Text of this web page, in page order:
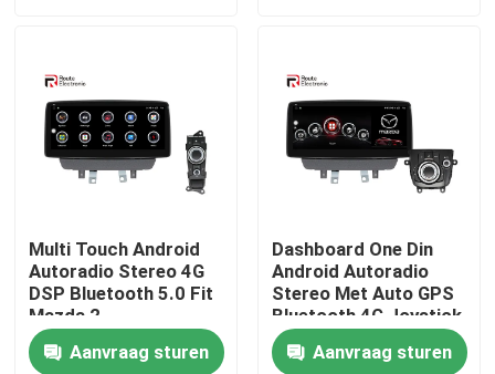
Kwaliteitscontrole
nieuws
Alle Gevallen
Multi Touch Android
Autoradio Stereo 4G
DSP Bluetooth 5.0 Fit
Mazda 2
Aanvraag sturen
Dashboard One Din
Android Autoradio
Stereo Met Auto GPS
Bluetooth 4G Joystick
Aanvraag sturen